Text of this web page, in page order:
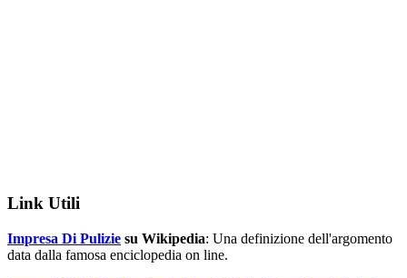
Link Utili
Impresa Di Pulizie su Wikipedia: Una definizione dell'argomento
data dalla famosa enciclopedia on line.